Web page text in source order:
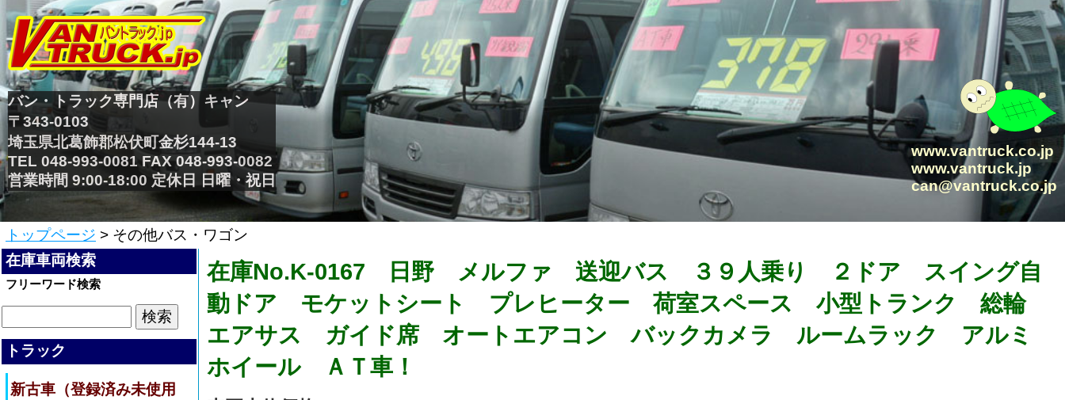
バン・トラック専門店（有）キャン
〒343-0103
埼玉県北葛飾郡松伏町金杉144-13
TEL 048-993-0081 FAX 048-993-0082
営業時間 9:00-18:00 定休日 日曜・祝日
www.vantruck.co.jp
www.vantruck.jp
can@vantruck.co.jp
トップページ > その他バス・ワゴン
在庫車両検索
フリーワード検索
トラック
新古車（登録済み未使用
在庫No.K-0167 日野 メルファ 送迎バス ３９人乗り ２ドア スイング自
動ドア モケットシート プレヒーター 荷室スペース 小型トランク 総輪
エアサス ガイド席 オートエアコン バックカメラ ルームラック アルミ
ホイール ＡＴ車！